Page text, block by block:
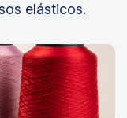
elásticos.